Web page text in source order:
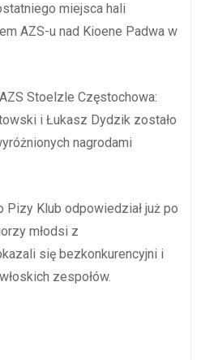
miejsca hali
AZS-u nad Kioene Padwa w
Stoelzle Częstochowa:
i Łukasz Dydzik zostało
nagrodami
Klub odpowiedział już po
młodsi z
się bezkonkurencyjni i
zespołów.